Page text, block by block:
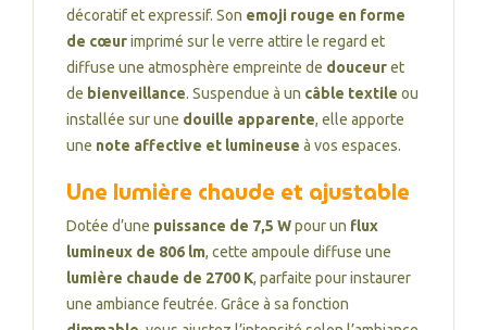
décoratif et expressif. Son emoji rouge en forme
de cœurimprimé sur le verre attire le regard et
diffuse une atmosphère empreinte de douceuret
de bienveillance. Suspendue à un câble textile ou
installée sur une douille apparente, elle apporte
une note affective et lumineuse à vos espaces.
Une lumière chaude et ajustable
Dotée d’une puissance de 7,5 Wpour un flux
lumineux de 806 lm, cette ampoule diffuse une
lumière chaude de 2700 K, parfaite pour instaurer
une ambiance feutrée. Grâce à sa fonction